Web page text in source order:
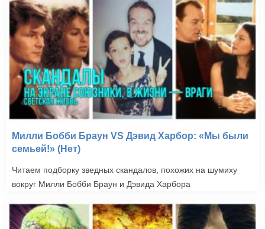
Милли Бобби Браун VS Дэвид Харбор: «Мы были
семьей!» (Нет)
Читаем подборку зведных скандалов, похожих на шумиху
вокруг Милли Бобби Браун и Дэвида Харбора